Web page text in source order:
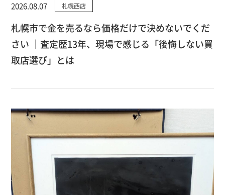
2026.08.07 札幌西店
札幌市で金を売るなら価格だけで決めないでくだ
さい ｜査定歴13年、現場で感じる「後悔しない買
取店選び」とは